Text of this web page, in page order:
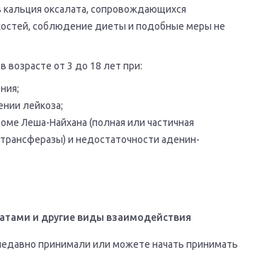
оксалата, сопровождающихся
соблюдение диеты и подобные меры не
возрасте от 3 до 18 лет при:
лейкоза;
Леша-Найхана (полная или частичная
и недостаточности аденин-
и другие виды взаимодействия
принимали или можете начать принимать